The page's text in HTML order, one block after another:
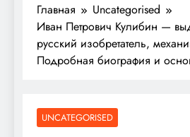
Главная
Uncategorised
Иван Петрович Кулибин —
русский изобретатель,
Подробная биография и
UNCATEGORISED